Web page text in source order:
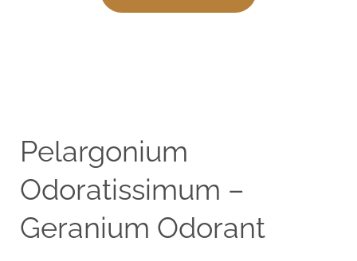
Pelargonium
Odoratissimum –
Geranium Odorant